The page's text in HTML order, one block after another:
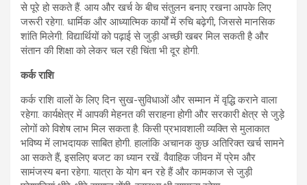
से पूरे हो सकते हैं. आय और खर्च के बीच संतुलन बनाए रखना आपके लिए
जरूरी रहेगा. धार्मिक और आध्यात्मिक कार्यों में रुचि बढ़ेगी, जिससे मानसिक
शांति मिलेगी. विद्यार्थियों को पढ़ाई से जुड़ी अच्छी खबर मिल सकती है और
संतान की शिक्षा को लेकर चल रही चिंता भी दूर होगी.
कर्क राशि
कर्क राशि वालों के लिए दिन सुख-सुविधाओं और सम्मान में वृद्धि कराने वाला
रहेगा. कार्यक्षेत्र में आपकी मेहनत की सराहना होगी और सरकारी क्षेत्र से जुड़े
लोगों को विशेष लाभ मिल सकता है. किसी प्रभावशाली व्यक्ति से मुलाकात
भविष्य में लाभदायक साबित होगी. हालांकि अचानक कुछ अतिरिक्त खर्च सामने
आ सकते हैं, इसलिए बजट का ध्यान रखें. वैवाहिक जीवन में प्रेम और
सामंजस्य बना रहेगा. यात्रा के योग बन रहे हैं और कामकाज से जुड़ी